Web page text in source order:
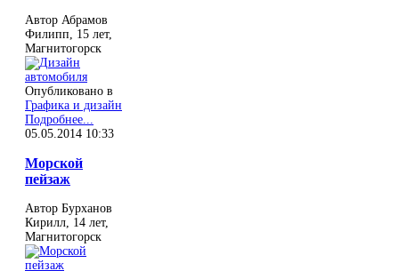
Автор Абрамов
Филипп, 15 лет,
Магнитогорск
Опубликовано в
Графика и дизайн
Подробнее...
05.05.2014 10:33
Морской
пейзаж
Автор Бурханов
Кирилл, 14 лет,
Магнитогорск